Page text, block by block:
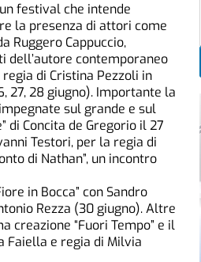
festival che intende
la presenza di attori come
Ruggero Cappuccio,
dell’autore contemporaneo
regia di Cristina Pezzoli in
27, 28 giugno). Importante la
sul grande e sul
di Concita de Gregorio il 27
Testori, per la regia di
di Nathan”, un incontro
in Bocca” con Sandro
Rezza (30 giugno). Altre
creazione “Fuori Tempo” e il
Faiella e regia di Milvia